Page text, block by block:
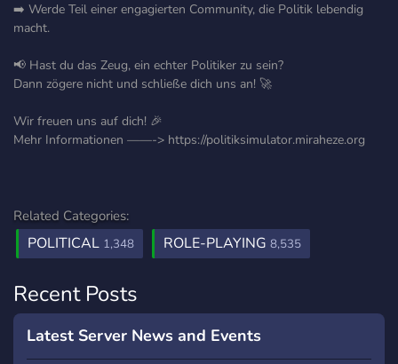
➡️ Werde Teil einer engagierten Community, die Politik lebendig
macht.
📢 Hast du das Zeug, ein echter Politiker zu sein?
Dann zögere nicht und schließe dich uns an! 🚀
Wir freuen uns auf dich! 🎉
Mehr Informationen ——-> https://politiksimulator.miraheze.org
Related Categories:
POLITICAL 1,348 ROLE-PLAYING 8,535
Recent Posts
Latest Server News and Events